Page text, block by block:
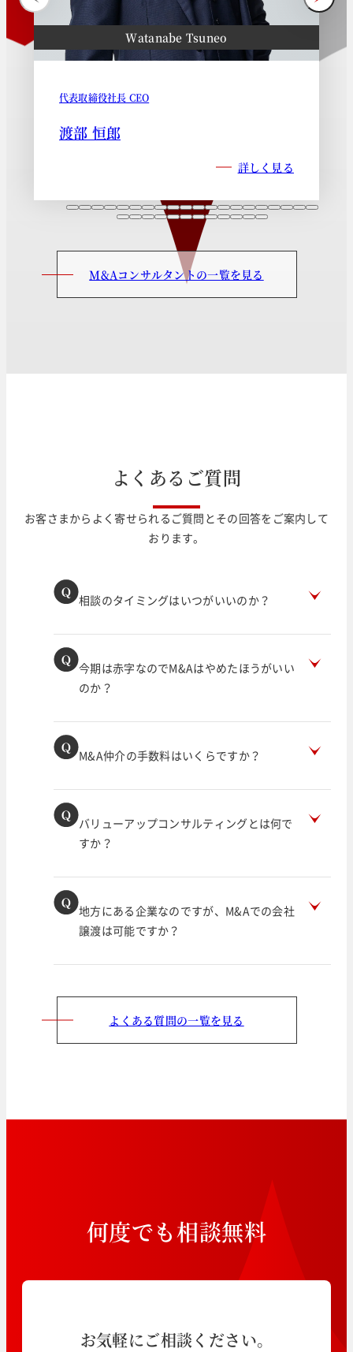
Watanabe Tsuneo
代表取締役社長 CEO
渡部 恒郎
詳しく見る
M&Aコンサルタントの一覧を見る
よ く ある ご質問
お客さまからよく寄せられるご質問とその回答をご案内して
おります。
相談のタイミングはいつがいいのか？
今期は赤字なのでM&Aはやめたほうがいい
のか？
M&A仲介の手数料はいくらですか？
バリューアップコンサルティングとは何で
すか？
地方にある企業なのですが、M&Aでの会社
譲渡は可能ですか？
よくある質問の一覧を見る
何度でも相談無料
お気軽にご相談ください。